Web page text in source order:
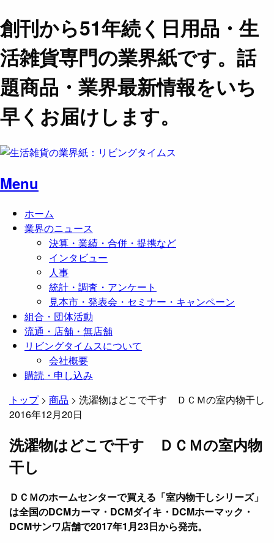
創刊から51年続く日用品・生
活雑貨専門の業界紙です。話
題商品・業界最新情報をいち
早くお届けします。
Menu
ホーム
業界のニュース
決算・業績・合併・提携など
インタビュー
人事
統計・調査・アンケート
見本市・発表会・セミナー・キャンペーン
組合・団体活動
流通・店舗・無店舗
リビングタイムスについて
会社概要
購読・申し込み
トップ> 商品 > 洗濯物はどこで干す ＤＣＭの室内物干し
2016年12月20日
洗濯物はどこで干す ＤＣＭの室内物
干し
ＤＣＭのホームセンターで買える「室内物干しシリーズ」
は全国のDCMカーマ・DCMダイキ・DCMホーマック・
DCMサンワ店舗で2017年1月23日から発売。